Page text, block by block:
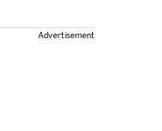
Advertisement